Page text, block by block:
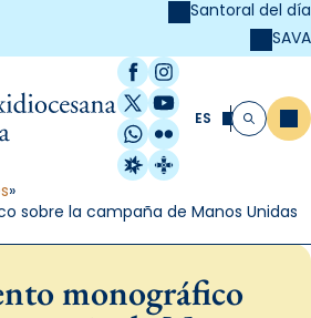
Santoral del día
SAVA
Facebook
Instagram
X / Twitter
YouTube
WhatsApp
Flickr
Radio Estel
Catalunya
ES Buscar
sobre la campaña de Manos Unidas
monográfico